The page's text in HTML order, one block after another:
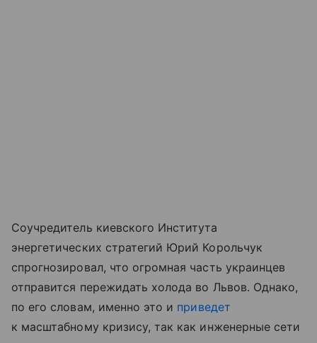
Соучредитель киевского Института
энергетических стратегий Юрий Корольчук
спрогнозировал, что огромная часть украинцев
отправится пережидать холода во Львов. Однако,
по его словам, именно это и приведет
к масштабному кризису, так как инженерные сети